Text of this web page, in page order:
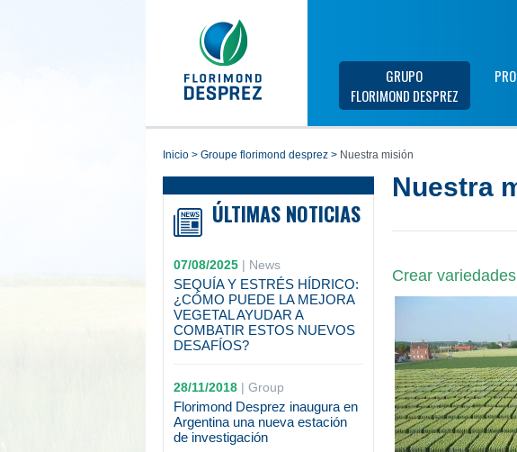
GRUPO
FLORIMOND DESPREZ
inicio > groupe florimond desprez > Nuestra misión
ÚLTIMAS NOTICIAS
07/08/2025| News
SEQUÍA Y ESTRÉS HÍDRICO:
¿CÓMO PUEDE LA MEJORA
VEGETAL AYUDAR A
COMBATIR ESTOS NUEVOS
DESAFÍOS?
28/11/2018| Group
Florimond Desprez inaugura en
Argentina una nueva estación
de investigación
Nuestra
Crear